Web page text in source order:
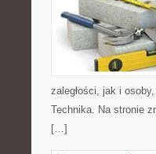
zaległości, jak i
Technika. Na stronie
[…]